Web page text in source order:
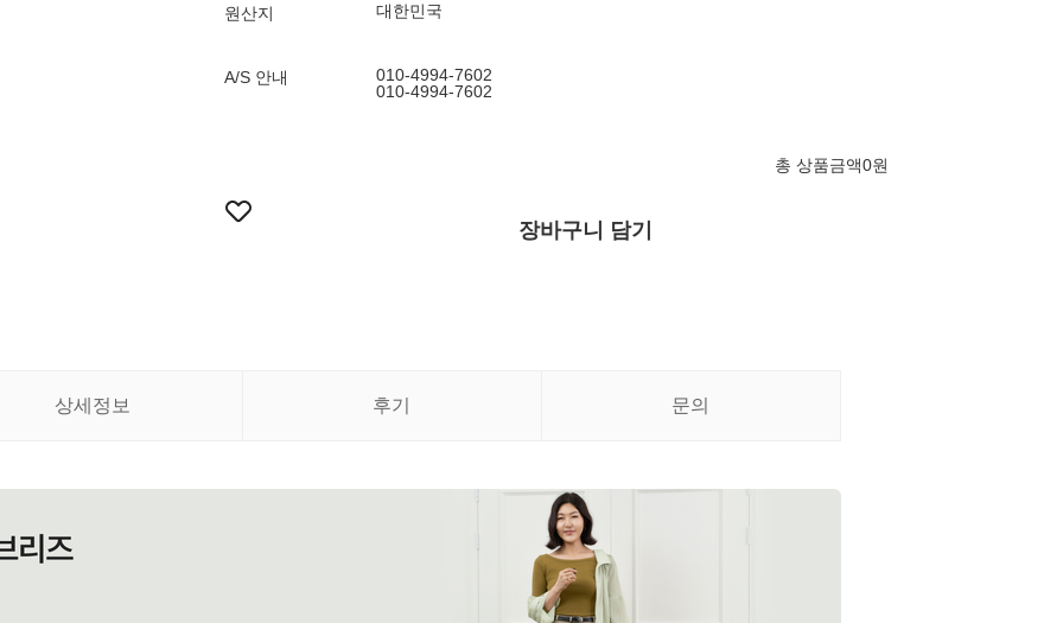
원산지 대한민국
A/S 안내
010-4994-7602
010-4994-7602
총 상품금액0원
장바구니 담기
상세정보 후기 문의